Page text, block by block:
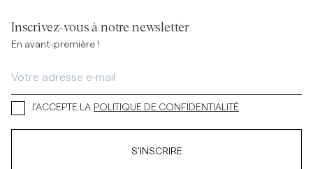
Inscrivez-vous à notre newsletter
En avant-première !
J’ACCEPTE LA POLITIQUE DE CONFIDENTIALITÉ
S’INSCRIRE